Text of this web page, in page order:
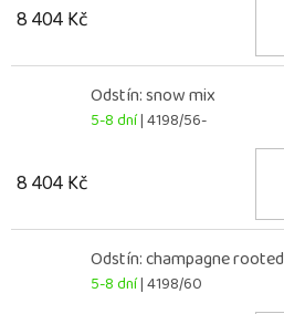
8 404 Kč
Odstín: snow mix
5-8 dní| 4198/56-
8 404 Kč
Odstín: champagne rooted
5-8 dní| 4198/60